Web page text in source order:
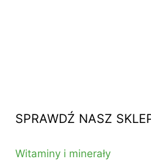
SPRAWDŹ NASZ
Witaminy i minerały